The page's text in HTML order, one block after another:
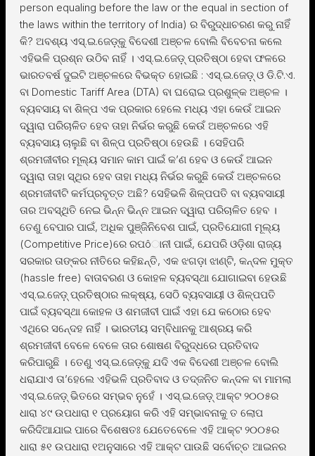
person equaling before the law or the equal in section of
the laws within the territory of India) ର ବିରୁଦ୍ଧାଚରଣ କରୁ ନାହିଁ
କି? ଅବଶ୍ୟ ଏସ୍.ଇ.ଜେଡ଼୍କୁ ବିଦେଶୀ ଅଞ୍ଚଳ ବୋଲି ବିବେଚନା କଲେ
ଏହିଭଳି ପ୍ରଶ୍ନ ଉଠିବ ନାହିଁ । ଏସ୍.ଇ.ଜେଡ଼୍ ପ୍ରତିଷ୍ଠା ହେବା ଫଳରେ
ଭାରତବର୍ଷ ଦୁଇଟି ଅଞ୍ଚଳରେ ବିଭକ୍ତ ହୋଇଛି : ଏସ୍.ଇ.ଜେଡ଼୍ ଓ ଡି.ଟି.ଏ.
ବା Domestic Tariff Area (DTA) ବା ଘରୋଇ ପ୍ରଶୁଳ୍କ ଅଞ୍ଚଳ ।
ବ୍ୟବସାୟ ବା ଶିଳ୍ପ ଏକ ପ୍ରକାର ହେଲେ ମଧ୍ୟ ଏହା କେଉଁ ଆଇନ
ଦ୍ୱାରା ପରିଚାଳିତ ହେବ ତାହା ନିର୍ଭର କରୁଛି କେଉଁ ଅଞ୍ଚଳରେ ଏହି
ବ୍ୟବସାୟ ଚାଲୁଛି ବା ଶିଳ୍ପ ପ୍ରତିଷ୍ଠା ହେଉଛି । ସେହିପରି
ଶ୍ରମଜୀବୀର ମୂଲ୍ୟ ସମାନ କାମ ପାଇଁ କ’ଣ ହେବ ଓ କେଉଁ ଆଇନ
ଦ୍ୱାରା ତାହା ସ୍ଥିର ହେବ ତାହା ମଧ୍ୟ ନିର୍ଭର କରୁଛି କେଉଁ ଅଞ୍ଚଳରେ
ଶ୍ରମଜୀବୀଟି କର୍ମପ୍ରବୃତ୍ତ ଅଛି? ସେହିଭଳି ଶିଳ୍ପପତି ବା ବ୍ୟବସାୟୀ
ତାର ଅବସ୍ଥିତି ନେଇ ଭିନ୍ନ ଭିନ୍ନ ଆଇନ ଦ୍ୱାରା ପରିଚାଳିତ ହେବ ।
ତେଣୁ ବେପାର ପାଇଁ, ଅଧିକ ପୁଞ୍ଜିନିବେଶ ପାଇଁ, ପ୍ରତିଯୋଗୀ ମୂଲ୍ୟ
(Competitive Price)ରେ ରପôାନୀ ପାଇଁ, ଯେପରି ଓଡ଼ିଶା ରାଜ୍ୟ
ସରକାର ତାଙ୍କର ନୀତିରେ କହିଛନ୍ତି, ଏକ ଝଗଡ଼ା ଝାଣ୍ଟି, କନ୍ଦଳ ମୁକ୍ତ
(hassle free) ବାତାବରଣ ଓ କୋହଳ ବ୍ୟବସ୍ଥା ଯୋଗାଇବା ହେଉଛି
ଏସ୍.ଇ.ଜେଡ଼୍ ପ୍ରତିଷ୍ଠାର ଲକ୍ଷ୍ୟ, ସେଠି ବ୍ୟବସାୟୀ ଓ ଶିଳ୍ପପତି
ପାଇଁ ବ୍ୟବସ୍ଥା କୋହଳ ଓ ଶମଜୀବୀ ପାଇଁ ଏହା ଯେ କଠୋର ହେବ
ଏଥିରେ ସନେ୍ଦହ ନାହିଁ । ଭାରତୀୟ ସମ୍ବିଧାନକୁ ଆଶ୍ରୟ କରି
ଶ୍ରମଜୀବୀ ବେଳେ ବେଳେ ତାର ଶୋଷଣ ବିରୁଦ୍ଧରେ ପ୍ରତିବାଦ
କରିପାରୁଛି । ତେଣୁ ଏସ୍.ଇ.ଜେଡ଼୍କୁ ଯଦି ଏକ ବିଦେଶୀ ଅଞ୍ଚଳ ବୋଲି
ଧରାଯାଏ ତା’ହେଲେ ଏହିଭଳି ପ୍ରତିବାଦ ଓ ତଦ୍ଜନିତ କନ୍ଦଳ ବା ମାମଲା
ଏସ୍.ଇ.ଜେଡ଼୍ ଭିତରେ ସମ୍ଭବ ନୁହେଁ । ଏସ୍.ଇ.ଜେଡ଼୍ ଆକ୍ଟ ୨୦୦୫ର
ଧାରା ୪୯ ଉପଧାରା ୧ ପ୍ରୟୋଗ କରି ଏହି ସମ୍ଭାବନାକୁ ତ ଲୋପ
କରିଦିଆଯାଇ ପାରେ ବିଶେଷତଃ ଯେତେବେଳେ ଏହି ଆକ୍ଟ ୨୦୦୫ର
ଧାରା ୫୧ ଉପଧାରା ୧ଅନୁସାରେ ଏହି ଆକ୍ଟ ପାଉଛି ସର୍ବୋଚ୍ଚ ଆଇନର